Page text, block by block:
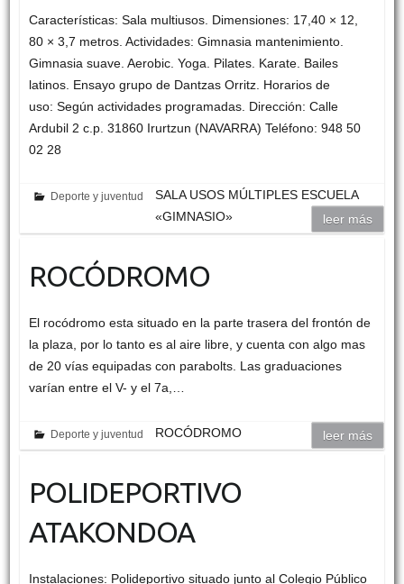
Características: Sala multiusos. Dimensiones: 17,40 × 12,
80 × 3,7 metros. Actividades: Gimnasia mantenimiento.
Gimnasia suave. Aerobic. Yoga. Pilates. Karate. Bailes
latinos. Ensayo grupo de Dantzas Orritz. Horarios de
uso: Según actividades programadas. Dirección: Calle
Ardubil 2 c.p. 31860 Irurtzun (NAVARRA) Teléfono: 948 50
02 28
Deporte y juventud
SALA USOS MÚLTIPLES ESCUELA
«GIMNASIO»
leer más
ROCÓDROMO
El rocódromo esta situado en la parte trasera del frontón de
la plaza, por lo tanto es al aire libre, y cuenta con algo mas
de 20 vías equipadas con parabolts. Las graduaciones
varían entre el V- y el 7a,…
Deporte y juventud ROCÓDROMO leer más
POLIDEPORTIVO
ATAKONDOA
Instalaciones: Polideportivo situado junto al Colegio Público